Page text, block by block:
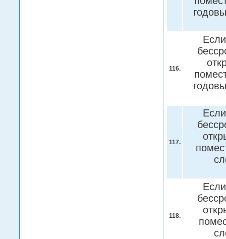
116.
117.
118.